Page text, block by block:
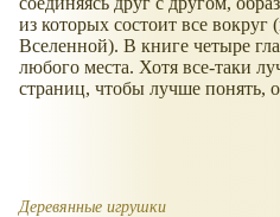
из которых состоит все вокруг
Вселенной). В книге четыре
любого места. Хотя все-таки
страниц, чтобы лучше понять,
Деревянные игрушки